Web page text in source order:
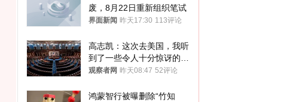
废，8月22日重新组织笔试
界面新闻 昨天17:30 113评论
高志凯：这次去美国，我听
到了一些令人十分惊讶的消
息
观察者网 昨天08:47 52评论
鸿蒙智行被曝删除“竹知